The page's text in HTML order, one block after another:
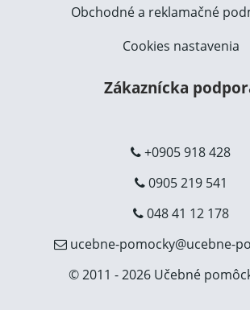
Obchodné a reklamačné
Cookies nastavenia
Zákaznícka
+0905 918 428
0905 219 541
048 41 12 178
ucebne-pomocky@ucebne-
© 2011 - 2026 Učebné